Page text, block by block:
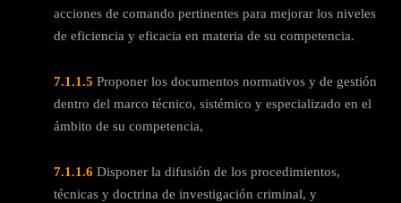
acciones de comando pertinentes para mejorar los niveles
de eficiencia y eficacia en materia de su competencia.
7.1.1.5 Proponer los documentos normativos y de gestión
dentro del marco técnico, sistémico y especializado en el
ámbito de su competencia,
7.1.1.6 Disponer la difusión de los procedimientos,
técnicas y doctrina de investigación criminal, y